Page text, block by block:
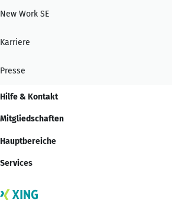
New Work SE
Karriere
Presse
Hilfe & Kontakt
Mitgliedschaften
Hauptbereiche
Services